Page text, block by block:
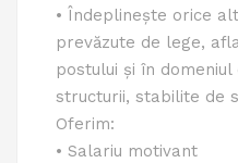
• Îndeplinește orice
prevăzute de lege,
postului și în
structurii, stabilite de
Oferim:
• Salariu motivant